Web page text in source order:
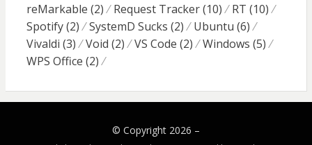
reMarkable (2) Request Tracker(10) RT (10)
Spotify(2) SystemD Sucks (2) Ubuntu (6)
Vivaldi (3) Void (2) VS Code (2) Windows (5)
WPS Office (2)
© Copyright 2026 –